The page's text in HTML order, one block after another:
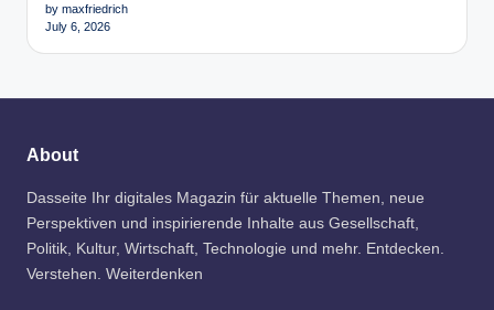
by maxfriedrich
July 6, 2026
About
Dasseite Ihr digitales Magazin für aktuelle Themen, neue
Perspektiven und inspirierende Inhalte aus Gesellschaft,
Politik, Kultur, Wirtschaft, Technologie und mehr. Entdecken.
Verstehen. Weiterdenken